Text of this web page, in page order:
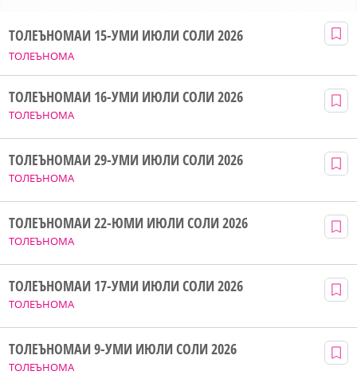
ТОЛЕЪНОМА
ТОЛЕЪНОМАИ 15-УМИ ИЮЛИ СОЛИ 2026
ТОЛЕЪНОМА
ТОЛЕЪНОМАИ 16-УМИ ИЮЛИ СОЛИ 2026
ТОЛЕЪНОМА
ТОЛЕЪНОМАИ 29-УМИ ИЮЛИ СОЛИ 2026
ТОЛЕЪНОМА
ТОЛЕЪНОМАИ 22-ЮМИ ИЮЛИ СОЛИ 2026
ТОЛЕЪНОМА
ТОЛЕЪНОМАИ 17-УМИ ИЮЛИ СОЛИ 2026
ТОЛЕЪНОМА
ТОЛЕЪНОМАИ 9-УМИ ИЮЛИ СОЛИ 2026